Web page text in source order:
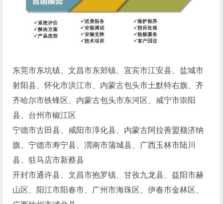
东莞市东坑镇、文昌市东郊镇、宜宾市江安县、盐城市
射阳县、怀化市洪江市、内蒙古包头市土默特右旗、齐
齐哈尔市铁锋区、内蒙古包头市东河区、咸宁市崇阳
县、台州市椒江区
宁德市古田县、咸阳市淳化县、内蒙古阿拉善盟额济纳
旗、宁德市寿宁县、渭南市蒲城县、广西玉林市陆川
县、驻马店市新蔡县
开封市通许县、文昌市抱罗镇、甘孜九龙县、益阳市赫
山区、阳江市阳春市、广州市海珠区、伊春市金林区、